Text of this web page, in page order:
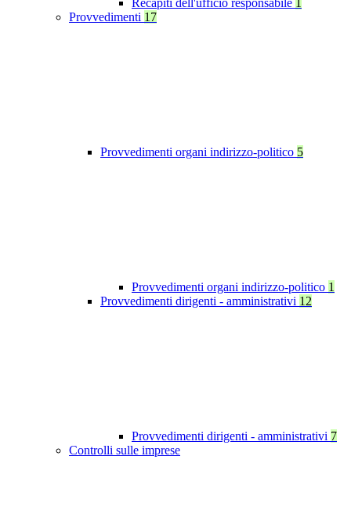
Recapiti dell'ufficio responsabile 1
Provvedimenti 17
Provvedimenti organi indirizzo-politico 5
Provvedimenti organi indirizzo-politico 1
Provvedimenti dirigenti - amministrativi 12
Provvedimenti dirigenti - amministrativi 7
Controlli sulle imprese